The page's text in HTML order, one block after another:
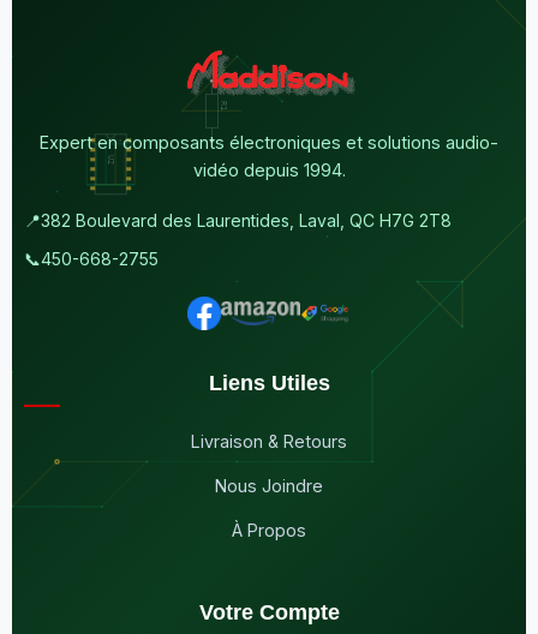
Expert en composants électroniques et solutions audio-
vidéo depuis 1994.
📍382 Boulevard des Laurentides, Laval, QC H7G 2T8
📞450-668-2755
Liens Utiles
Livraison & Retours
Nous Joindre
À Propos
Votre Compte